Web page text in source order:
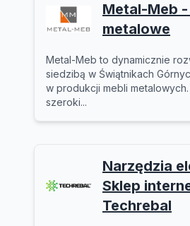
Metal-Meb -
metalowe
Metal-Meb to dynamicznie
siedzibą w Świątnikach
w produkcji mebli
szeroki...
Narzędzia
Sklep
Techrebal